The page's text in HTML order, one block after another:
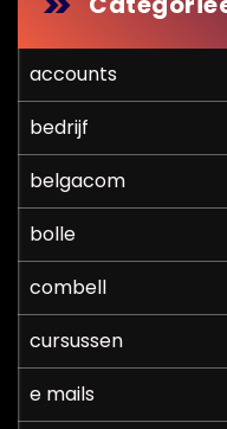
accounts
bedrijf
belgacom
bolle
combell
cursussen
e mails